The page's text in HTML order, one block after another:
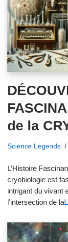
de la
Science Legends
L’Histoire
cryobiologie est
intrigant du vivant
l’intersection de la